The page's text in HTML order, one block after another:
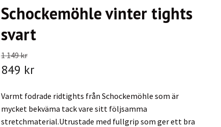
Schockemöhle vinter tights
svart
1 149 kr
849 kr
Varmt fodrade ridtights från Schockemöhle som är
mycket bekväma tack vare sitt följsamma
stretchmaterial.Utrustade med fullgrip som ger ett bra